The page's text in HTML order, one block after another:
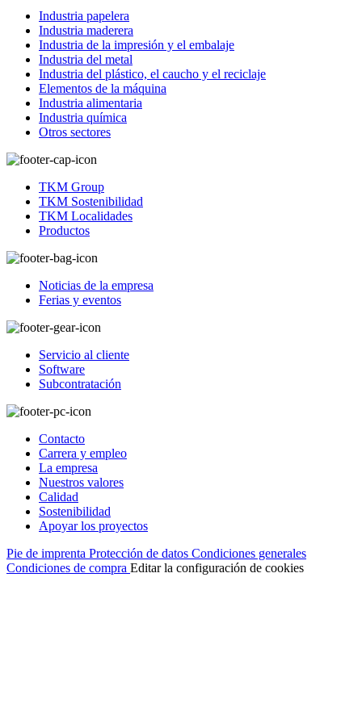
Industria papelera
Industria maderera
Industria de la impresión y el embalaje
Industria del metal
Industria del plástico, el caucho y el reciclaje
Elementos de la máquina
Industria alimentaria
Industria química
Otros sectores
TKM Group
TKM Sostenibilidad
TKM Localidades
Productos
Noticias de la empresa
Ferias y eventos
Servicio al cliente
Software
Subcontratación
Contacto
Carrera y empleo
La empresa
Nuestros valores
Calidad
Sostenibilidad
Apoyar los proyectos
Pie de imprenta Protección de datos Condiciones generales
Condiciones de compra Editar la configuración de cookies